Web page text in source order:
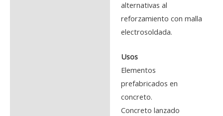
alternativas al
reforzamiento con malla
electrosoldada.
Usos
Elementos
prefabricados en
concreto.
Concreto lanzado